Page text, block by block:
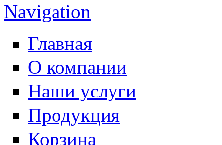
Navigation
Главная
О компании
Наши услуги
Продукция
Корзина